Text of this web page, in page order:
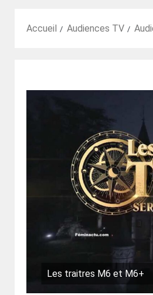
Accueil Audiences TV
Les traitres M6 et M6+